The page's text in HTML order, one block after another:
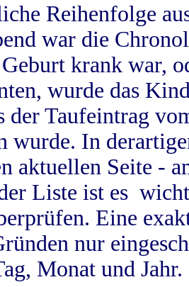
Reihenfolge
war die
krank war,
wurde das
der Taufeintrag
wurde. In
aktuellen Seite -
Liste ist es
Eine
nur
Monat und Jahr.